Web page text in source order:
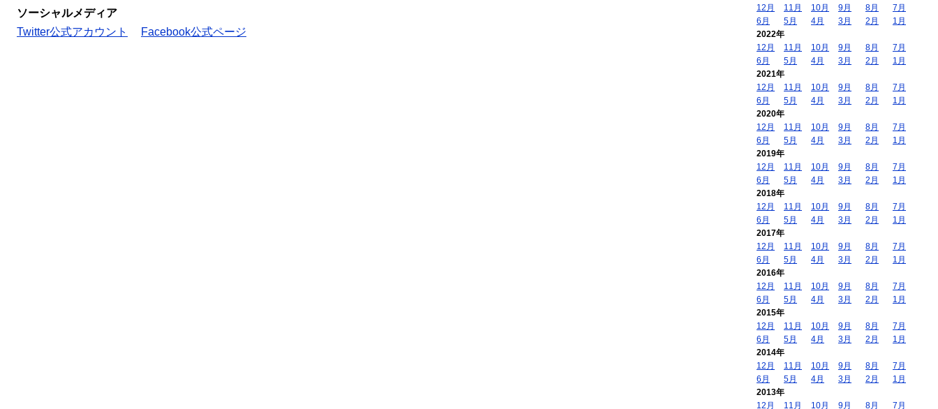
ソーシャルメディア
Twitter公式アカウント
Facebook公式ページ
12月
11月 10月 9月 8月
7月
6月
5月 4月 3月 2月
1月
2022年
12月
11月 10月 9月 8月
7月
6月
5月 4月 3月 2月
1月
2021年
12月
11月 10月 9月 8月
7月
6月
5月 4月 3月 2月
1月
2020年
12月
11月 10月 9月 8月
7月
6月
5月 4月 3月 2月
1月
2019年
12月
11月 10月 9月 8月
7月
6月
5月 4月 3月 2月
1月
2018年
12月
11月 10月 9月 8月
7月
6月
5月 4月 3月 2月
1月
2017年
12月
11月 10月 9月 8月
7月
6月
5月 4月 3月 2月
1月
2016年
12月
11月 10月 9月 8月
7月
6月
5月 4月 3月 2月
1月
2015年
12月
11月 10月 9月 8月
7月
6月
5月 4月 3月 2月
1月
2014年
12月
11月 10月 9月 8月
7月
6月
5月 4月 3月 2月
1月
2013年
12月
11月 10月 9月 8月 7月